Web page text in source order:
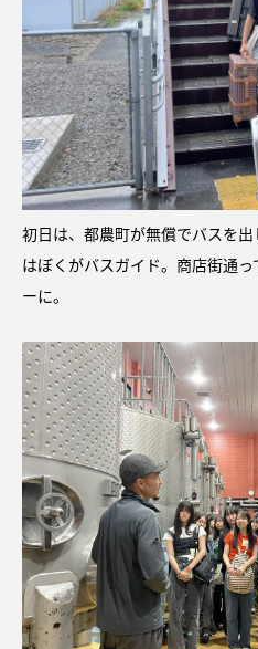
初日は、都農町が無償でバスを
はぼくがバスガイド。商店街通
ーに。